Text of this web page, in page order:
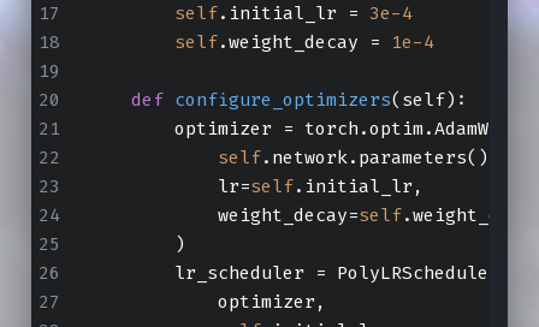
self.initial_lr = 3e-4
self.weight_decay = 1e-4
def configure_optimizers( self):
        optimizer = torch.optim.AdamW(
self.network.parameters(),
            lr=
self.initial_lr,
            weight_decay=
self
        )
        lr_scheduler = PolyLRScheduler(
            optimizer,